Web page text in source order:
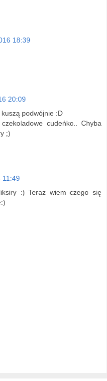
18:39
20:09
podwójnie :D
cudeńko.. Chyba
;)
11:49
:) Teraz wiem czego się